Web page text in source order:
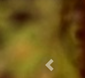
Poprzednie